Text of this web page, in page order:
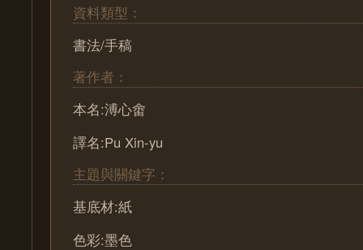
資料類型：
書法/手稿
著作者：
本名:溥心畬
譯名:Pu Xin-yu
主題與關鍵字：
基底材:紙
色彩:墨色